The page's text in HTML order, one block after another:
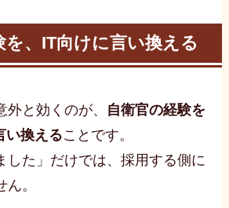
を、IT向けに言い換える
と効くのが、 自衛官の経験を
い換えることです。
した」だけでは、採用する側に
。